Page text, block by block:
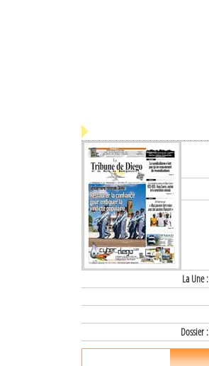
La Une :
Dossier :